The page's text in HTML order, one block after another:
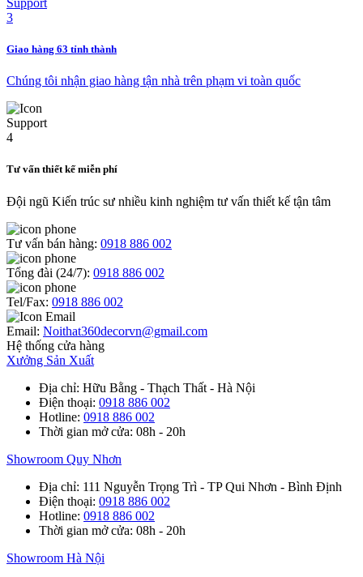
Giao hàng 63 tỉnh thành
Chúng tôi nhận giao hàng tận nhà trên phạm vi toàn quốc
Tư vấn thiết kế miễn phí
Đội ngũ Kiến trúc sư nhiều kinh nghiệm tư vấn thiết kế tận tâm
Tư vấn bán hàng: 0918 886 002
Tổng đài (24/7): 0918 886 002
Tel/Fax: 0918 886 002
Email: Noithat360decorvn@gmail.com
Hệ thống cửa hàng
Xưởng Sản Xuất
Địa chỉ: Hữu Bằng - Thạch Thất - Hà Nội
Điện thoại: 0918 886 002
Hotline: 0918 886 002
Thời gian mở cửa: 08h - 20h
Showroom Quy Nhơn
Địa chỉ: 111 Nguyễn Trọng Trì - TP Qui Nhơn - Bình Định
Điện thoại: 0918 886 002
Hotline: 0918 886 002
Thời gian mở cửa: 08h - 20h
Showroom Hà Nội